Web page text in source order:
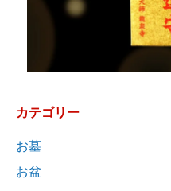
カテゴリー
お墓
お盆